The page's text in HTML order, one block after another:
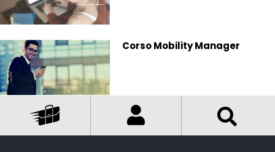
Corso Mobility Manager